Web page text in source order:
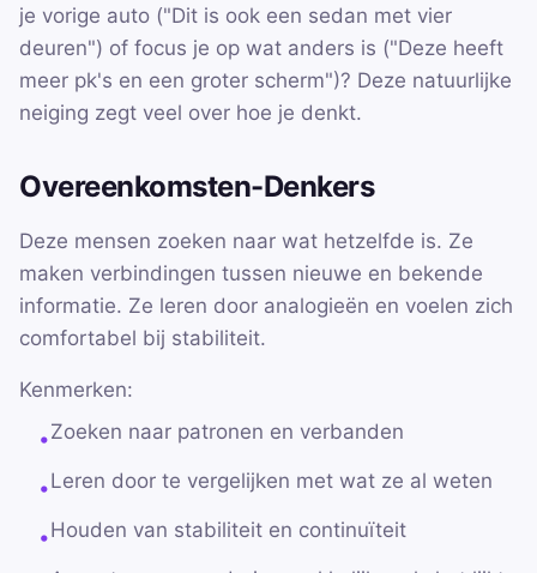
je vorige auto ("Dit is ook een sedan met vier
deuren") of focus je op wat anders is ("Deze heeft
meer pk's en een groter scherm")? Deze natuurlijke
neiging zegt veel over hoe je denkt.
Overeenkomsten-Denkers
Deze mensen zoeken naar wat hetzelfde is. Ze
maken verbindingen tussen nieuwe en bekende
informatie. Ze leren door analogieën en voelen zich
comfortabel bij stabiliteit.
Kenmerken:
•Zoeken naar patronen en verbanden
•Leren door te vergelijken met wat ze al weten
•Houden van stabiliteit en continuïteit